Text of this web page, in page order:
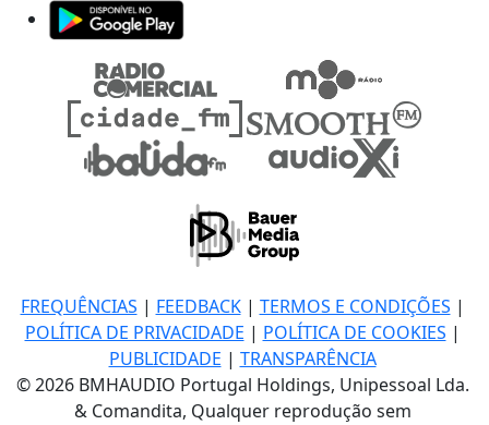
FREQUÊNCIAS | FEEDBACK| TERMOS E CONDIÇÕES |
POLÍTICA DE PRIVACIDADE | POLÍTICA DE COOKIES |
PUBLICIDADE | TRANSPARÊNCIA
© 2026 BMHAUDIO Portugal Holdings, Unipessoal Lda.
& Comandita, Qualquer reprodução sem